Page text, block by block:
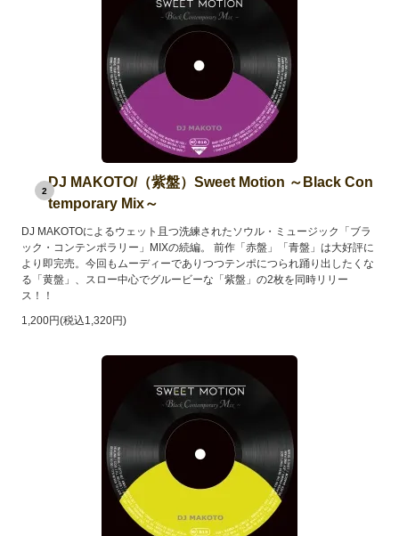
2
DJ MAKOTO/（紫盤）Sweet Motion ～Black Con
temporary Mix～
DJ MAKOTOによるウェット且つ洗練されたソウル・ミュージック「ブラ
ック・コンテンポラリー」MIXの続編。 前作「赤盤」「青盤」は大好評に
より即完売。今回もムーディーでありつつテンポにつられ踊り出したくな
る「黄盤」、スロー中心でグルービーな「紫盤」の2枚を同時リリー
ス！！
1,200円(税込1,320円)